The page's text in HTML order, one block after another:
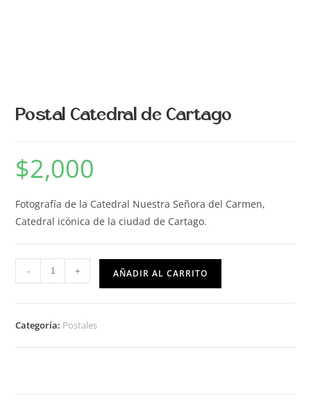
Postal Catedral de Cartago
$2,000
Fotografía de la Catedral Nuestra Señora del Carmen,
Catedral icónica de la ciudad de Cartago.
- + AÑADIR AL CARRITO
Categoría: Postales